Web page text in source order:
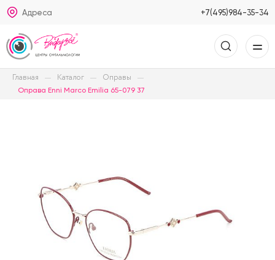
Адреса +7(495)984-35-34
Главная Каталог Оправы
Оправа Enni Marco Emilia 65-079 37